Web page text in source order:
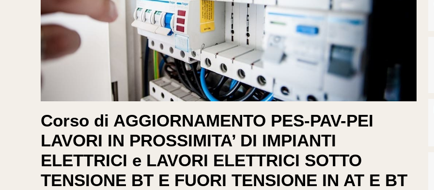
Corso di AGGIORNAMENTO PES-PAV-PEI
LAVORI IN PROSSIMITA’ DI IMPIANTI
ELETTRICI e LAVORI ELETTRICI SOTTO
TENSIONE BT E FUORI TENSIONE IN AT E BT